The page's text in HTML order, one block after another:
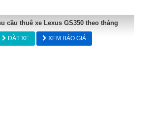
cầu thuê xe Lexus GS350 theo tháng
ĐẶT XE XEM BÁO GIÁ